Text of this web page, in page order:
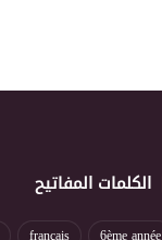
الكلمات المفاتيح